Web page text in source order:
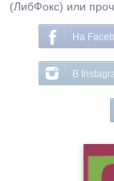
(ЛибФокс) или
На
В